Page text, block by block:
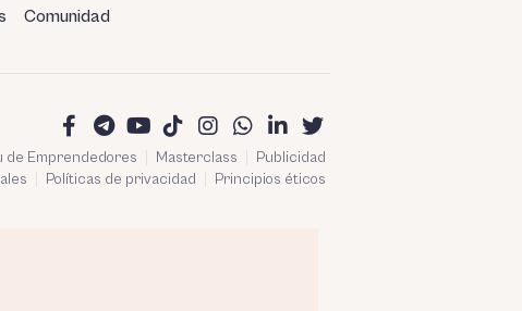
Comunidad
de Emprendedores Masterclass
Publicidad
Políticas de privacidad Principios éticos